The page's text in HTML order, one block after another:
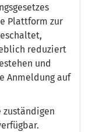
Plattform zur
reduziert
und
Anmeldung auf